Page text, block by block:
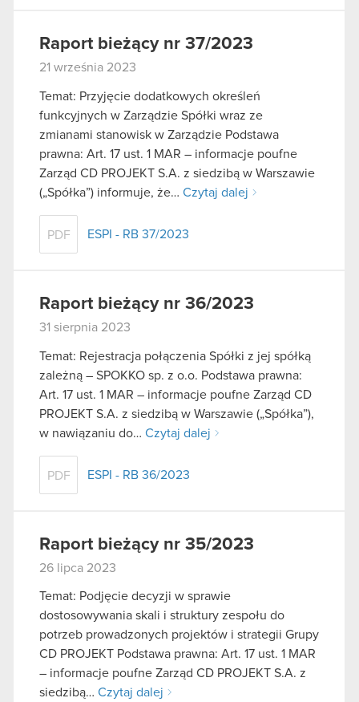
Raport bieżący nr 37/2023
21 września 2023
Temat: Przyjęcie dodatkowych określeń
funkcyjnych w Zarządzie Spółki wraz ze
zmianami stanowisk w Zarządzie Podstawa
prawna: Art. 17 ust. 1 MAR – informacje poufne
Zarząd CD PROJEKT S.A. z siedzibą w Warszawie
(„Spółka”) informuje, że… Czytaj dalej
PDF ESPI - RB 37/2023
Raport bieżący nr 36/2023
31 sierpnia 2023
Temat: Rejestracja połączenia Spółki z jej spółką
zależną – SPOKKO sp. z o.o. Podstawa prawna:
Art. 17 ust. 1 MAR – informacje poufne Zarząd CD
PROJEKT S.A. z siedzibą w Warszawie („Spółka”),
w nawiązaniu do… Czytaj dalej
PDF ESPI - RB 36/2023
Raport bieżący nr 35/2023
26 lipca 2023
Temat: Podjęcie decyzji w sprawie
dostosowywania skali i struktury zespołu do
potrzeb prowadzonych projektów i strategii Grupy
CD PROJEKT Podstawa prawna: Art. 17 ust. 1 MAR
– informacje poufne Zarząd CD PROJEKT S.A. z
siedzibą… Czytaj dalej